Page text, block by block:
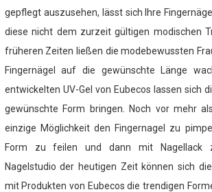
gepflegt auszusehen, lässt sich Ihre
diese nicht dem zurzeit gültigen modischen
früheren Zeiten ließen die modebewussten
Fingernägel auf die gewünschte Länge
entwickelten UV-Gel von Eubecos lassen sich
gewünschte Form bringen. Noch vor mehr
einzige Möglichkeit den Fingernagel zu
Form zu feilen und dann mit Nagellack
Nagelstudio der heutigen Zeit können sich
mit Produkten von Eubecos die trendigen